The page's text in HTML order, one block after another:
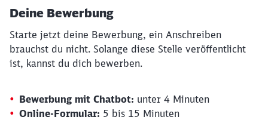
Deine Bewerbung
Starte jetzt deine Bewerbung, ein Anschreiben
brauchst du nicht. Solange diese Stelle veröffentlicht
ist, kannst du dich bewerben.
Bewerbung mit Chatbot: unter 4 Minuten
Online-Formular: 5 bis 15 Minuten